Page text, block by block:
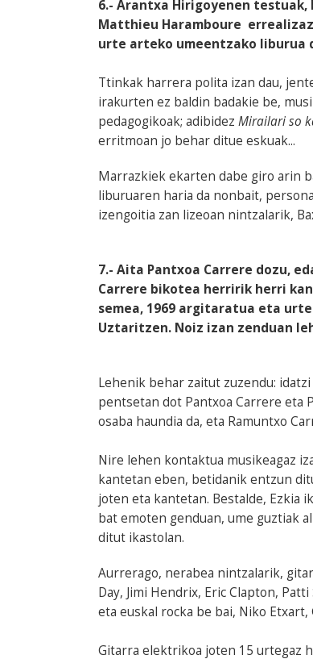
6.- Arantxa Hirigoyenen
Matthieu Haramboure
urte arteko umeentzako liburua
Ttinkak harrera polita izan dau,
irakurten ez baldin badakie be,
pedagogikoak; adibidez Mirailari so
erritmoan jo behar ditue eskuak...
Marrazkiek ekarten dabe giro arin
liburuaren haria da nonbait,
izengoitia zan lizeoan nintzalarik,
7.- Aita Pantxoa Carrere dozu,
Carrere bikotea herririk herri
semea, 1969 argitaratua eta
Uztaritzen. Noiz izan zenduan
Lehenik behar zaitut zuzendu:
pentsetan dot Pantxoa Carrere eta
osaba haundia da, eta Ramuntxo
Nire lehen kontaktua musikeagaz
kantetan eben, betidanik entzun
joten eta kantetan. Bestalde, Ezkia
bat emoten genduan, ume guztiak
ditut ikastolan.
Aurrerago, nerabea nintzalarik,
Day, Jimi Hendrix, Eric Clapton,
eta euskal rocka be bai, Niko
Gitarra elektrikoa joten 15 urtegaz